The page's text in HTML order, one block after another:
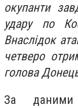
окупанти
удару по
Внаслідок
четверо
голова
За